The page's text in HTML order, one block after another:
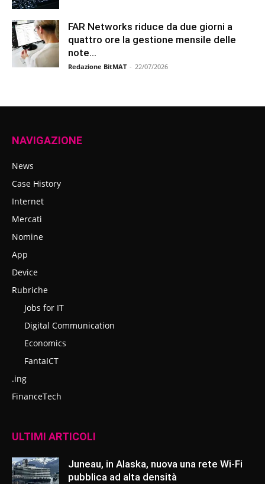
FAR Networks riduce da due giorni a
quattro ore la gestione mensile delle
note...
Redazione BitMAT - 22/07/2026
NAVIGAZIONE
News
Case History
Internet
Mercati
Nomine
App
Device
Rubriche
Jobs for IT
Digital Communication
Economics
FantaICT
.ing
FinanceTech
ULTIMI ARTICOLI
Juneau, in Alaska, nuova una rete Wi-Fi
pubblica ad alta densità